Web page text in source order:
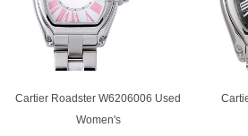
GINZA RASINにつ
お客様の声・口コミ
Cartier Roadster W6206006 Used
Women's